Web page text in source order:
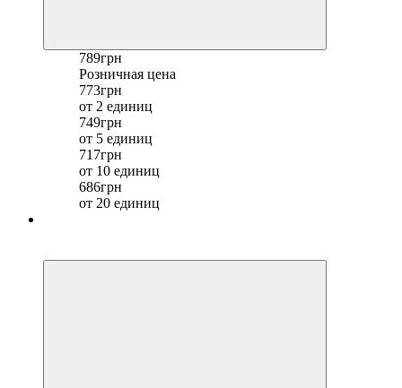
789грн
Розничная цена
773грн
от 2 единиц
749грн
от 5 единиц
717грн
от 10 единиц
686грн
от 20 единиц